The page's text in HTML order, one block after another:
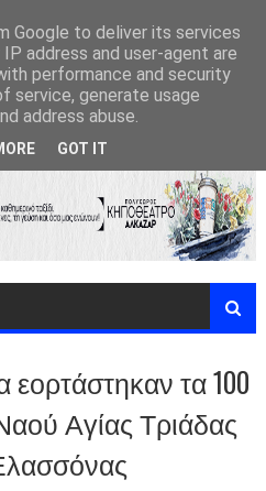
τα 100
Αγίας Τριάδας
Google to deliver its services
address and user-agent are
performance and security
service, generate usage
address abuse.
GOT IT